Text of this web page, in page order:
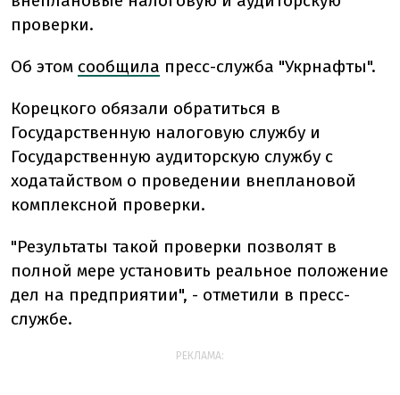
проверки.
Об этом сообщила пресс-служба "Укрнафты".
Корецкого обязали обратиться в
Государственную налоговую службу и
Государственную аудиторскую службу с
ходатайством о проведении внеплановой
комплексной проверки.
"Результаты такой проверки позволят в
полной мере установить реальное положение
дел на предприятии", - отметили в пресс-
службе.
РЕКЛАМА: